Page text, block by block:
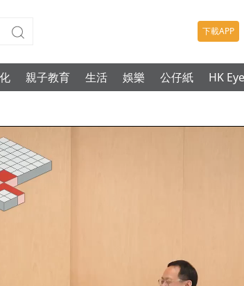
下載APP
親子教育 生活 娛樂 公仔紙 HK Eye